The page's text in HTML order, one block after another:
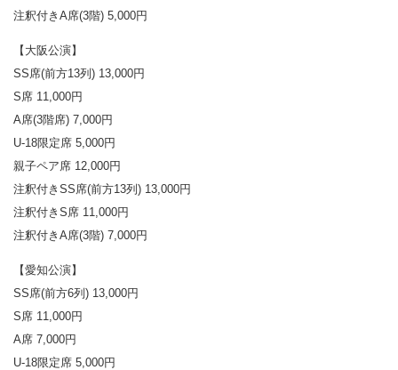
注釈付きA席(3階) 5,000円
【大阪公演】
SS席(前方13列) 13,000円
S席 11,000円
A席(3階席) 7,000円
U-18限定席 5,000円
親子ペア席 12,000円
注釈付きSS席(前方13列) 13,000円
注釈付きS席 11,000円
注釈付きA席(3階) 7,000円
【愛知公演】
SS席(前方6列) 13,000円
S席 11,000円
A席 7,000円
U-18限定席 5,000円